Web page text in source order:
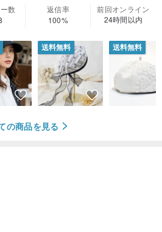
数
返信率
100%
前回オンライン
24時間以内
送料無料 送料無料
の商品を見る